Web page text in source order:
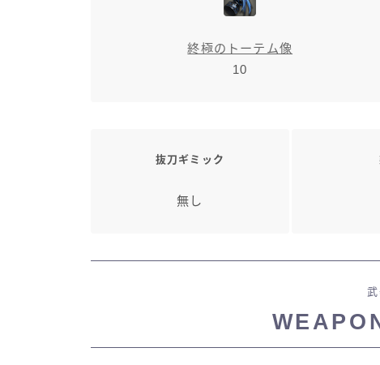
終極のトーテム像
10
抜刀ギミック
無し